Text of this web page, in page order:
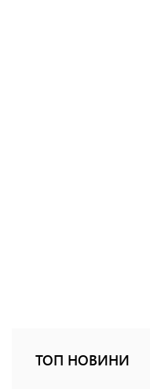
ТОП НОВИНИ